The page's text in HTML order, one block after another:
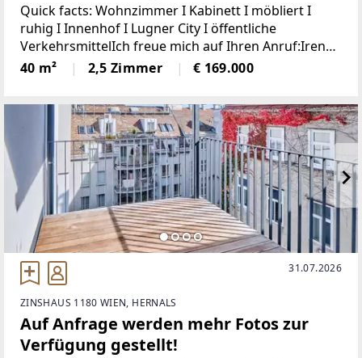
Quick facts: Wohnzimmer I Kabinett I möbliert I
ruhig I Innenhof I Lugner City I öffentliche
VerkehrsmittelIch freue mich auf Ihren Anruf:Irene
Lindenberger, MSc 01/526 26 36 Haberlgasse - hier
wartet eine möblierte 2-Zimmerwohnung
40 m² 2,5 Zimmer € 169.000
31.07.2026
ZINSHAUS 1180 WIEN, HERNALS
Auf Anfrage werden mehr Fotos zur
Verfügung gestellt!